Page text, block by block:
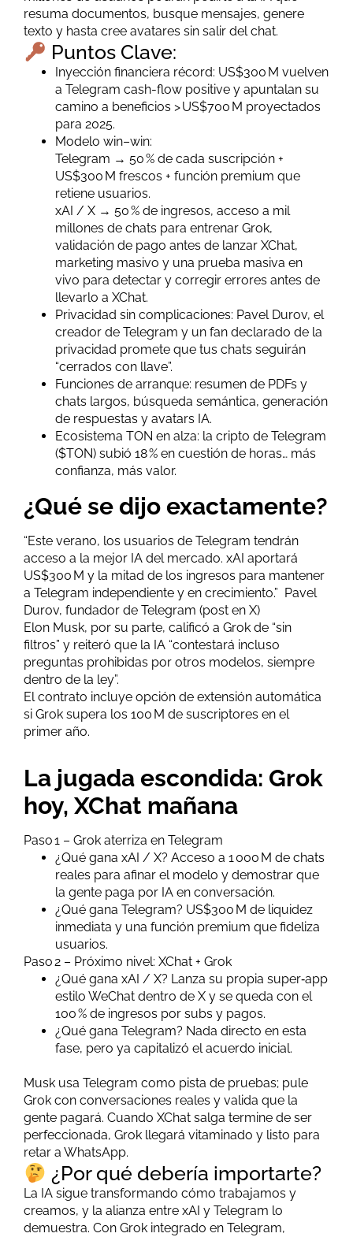
resuma documentos, busque mensajes, genere
texto y hasta cree avatares sin salir del chat.
Puntos Clave:
Inyección financiera récord: US$300 M vuelven
a Telegram cash-flow positive y apuntalan su
camino a beneficios > US$700 M proyectados
para 2025.
Modelo win–win:
Telegram → 50 % de cada suscripción +
US$300 M frescos + función premium que
retiene usuarios.
xAI / X → 50 % de ingresos, acceso a mil
millones de chats para entrenar Grok,
validación de pago antes de lanzar XChat,
marketing masivo y una prueba masiva en
vivo para detectar y corregir errores antes de
llevarlo a XChat.
Privacidad sin complicaciones: Pavel Durov, el
creador de Telegram y un fan declarado de la
privacidad promete que tus chats seguirán
“cerrados con llave”.
Funciones de arranque: resumen de PDFs y
chats largos, búsqueda semántica, generación
de respuestas y avatars IA.
Ecosistema TON en alza: la cripto de Telegram
($TON) subió 18 % en cuestión de horas… más
confianza, más valor.
¿Qué se dijo exactamente?
“Este verano, los usuarios de Telegram tendrán
acceso a la mejor IA del mercado. xAI aportará
US$300 M y la mitad de los ingresos para mantener
a Telegram independiente y en crecimiento.” Pavel
Durov, fundador de Telegram (post en X)
Elon Musk, por su parte, calificó a Grok de “sin
filtros” y reiteró que la IA “contestará incluso
preguntas prohibidas por otros modelos, siempre
dentro de la ley”.
El contrato incluye opción de extensión automática
si Grok supera los 100 M de suscriptores en el
primer año.
La jugada escondida: Grok
hoy, XChat mañana
Paso 1 – Grok aterriza en Telegram
¿Qué gana xAI / X? Acceso a 1 000 M de chats
reales para afinar el modelo y demostrar que
la gente paga por IA en conversación.
¿Qué gana Telegram? US$300 M de liquidez
inmediata y una función premium que fideliza
usuarios.
Paso 2 – Próximo nivel: XChat + Grok
¿Qué gana xAI / X? Lanza su propia super‑app
estilo WeChat dentro de X y se queda con el
100 % de ingresos por subs y pagos.
¿Qué gana Telegram? Nada directo en esta
fase, pero ya capitalizó el acuerdo inicial.
Musk usa Telegram como pista de pruebas; pule
Grok con conversaciones reales y valida que la
gente pagará. Cuando XChat salga termine de ser
perfeccionada, Grok llegará vitaminado y listo para
retar a WhatsApp.
¿Por qué debería importarte?
La IA sigue transformando cómo trabajamos y
creamos, y la alianza entre xAI y Telegram lo
demuestra. Con Grok integrado en Telegram,